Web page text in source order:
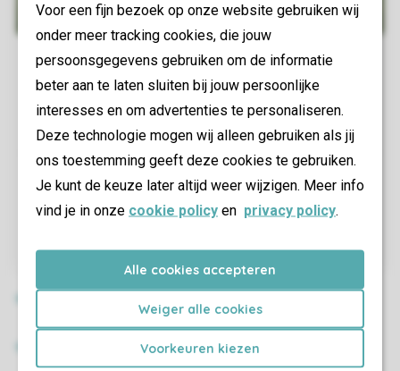
Voor een fijn bezoek op onze website gebruiken wij
onder meer tracking cookies, die jouw
persoonsgegevens gebruiken om de informatie
beter aan te laten sluiten bij jouw persoonlijke
interesses en om advertenties te personaliseren.
Deze technologie mogen wij alleen gebruiken als jij
ons toestemming geeft deze cookies te gebruiken.
Je kunt de keuze later altijd weer wijzigen. Meer info
vind je in onze cookie policy en privacy policy.
Alle cookies accepteren
Weiger alle cookies
Voorkeuren kiezen